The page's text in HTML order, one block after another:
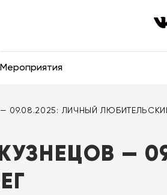
Мероприятия
— 09.08.2025: ЛИЧНЫЙ
—